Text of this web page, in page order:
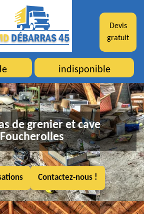
Devis
gratuit
indisponible
de grenier et cave
Foucherolles
Contactez-nous !